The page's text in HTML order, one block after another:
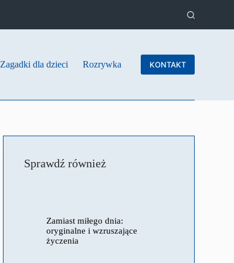
Zagadki dla dzieci Rozrywka KONTAKT
Sprawdź również
Zamiast miłego dnia:
oryginalne i wzruszające
życzenia